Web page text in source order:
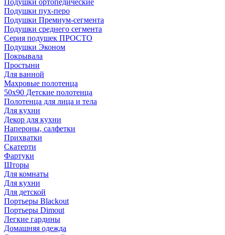
Подушки ортопедические
Подушки пух-перо
Подушки Премиум-сегмента
Подушки среднего сегмента
Серия подушек ПРОСТО
Подушки Эконом
Покрывала
Простыни
Для ванной
Махровые полотенца
50х90 Детские полотенца
Полотенца для лица и тела
Для кухни
Декор для кухни
Напероны, салфетки
Прихватки
Скатерти
Фартуки
Шторы
Для комнаты
Для кухни
Для детской
Портьеры Blackout
Портьеры Dimout
Легкие гардины
Домашняя одежда